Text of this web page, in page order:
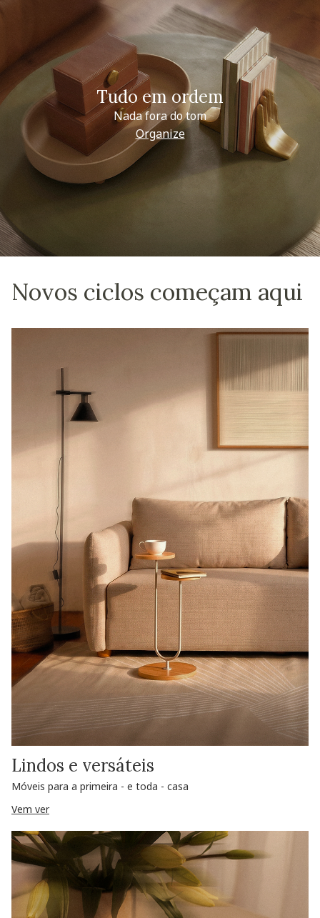
Tudo em ordem
Nada fora do tom
Organize
Novos ciclos começam aqui
Lindos e versáteis
Móveis para a primeira - e toda - casa
Vem ver